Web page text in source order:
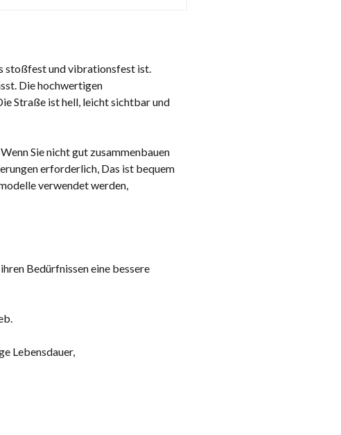
stoßfest und vibrationsfest ist.
Die hochwertigen
Straße ist hell, leicht sichtbar und
Sie nicht gut zusammenbauen
erforderlich, Das ist bequem
verwendet werden,
Bedürfnissen eine bessere
Lebensdauer,